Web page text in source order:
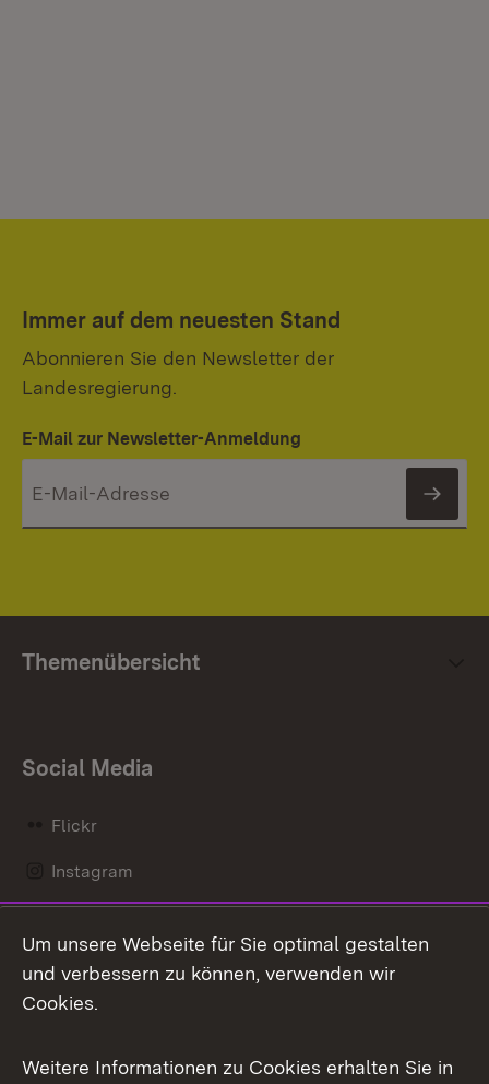
Immer auf dem neuesten Stand
Abonnieren Sie den Newsletter der
Landesregierung.
E-Mail zur Newsletter-Anmeldung
Themenübersicht
Social Media
Flickr
Instagram
Mastodon
Messenger
Social Wall
Um unsere Webseite für Sie optimal gestalten
und verbessern zu können, verwenden wir
Cookies.
Weitere Informationen zu Cookies erhalten Sie in